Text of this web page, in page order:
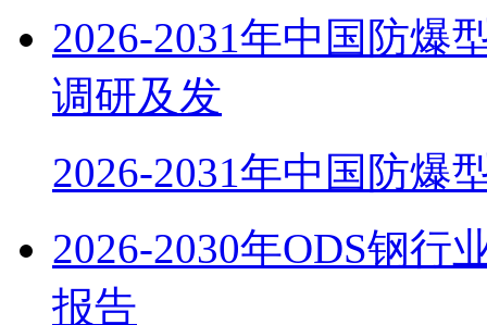
2026-2031年中国防爆
调研及发
2026-2031年中国防爆
2026-2030年ODS钢行
报告